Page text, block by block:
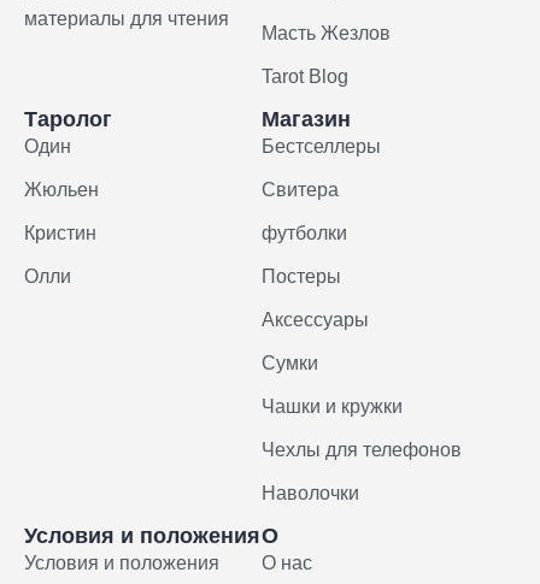
материалы для чтения
Масть Жезлов
Tarot Blog
Таролог
Один
Жюльен
Кристин
Олли
Магазин
Бестселлеры
Свитера
футболки
Постеры
Аксессуары
Сумки
Чашки и кружки
Чехлы для телефонов
Наволочки
Условия и положения
Условия и положения
О
О нас